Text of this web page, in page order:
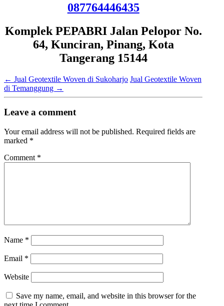
087764446435
Komplek PEPABRI Jalan Pelopor No.
64, Kunciran, Pinang, Kota
Tangerang 15144
← Jual Geotextile Woven di Sukoharjo Jual Geotextile Woven
di Temanggung →
Leave a comment
Your email address will not be published. Required fields are
marked *
Comment *
Name *
Email *
Website
Save my name, email, and website in this browser for the